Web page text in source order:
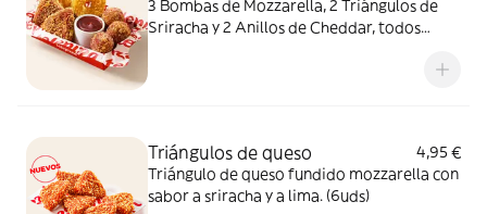
3 Bombas de Mozzarella, 2 Triángulos de
Sriracha y 2 Anillos de Cheddar, todos
Triángulos de queso
4,95 €
Triángulo de queso fundido mozzarella con
sabor a sriracha y a lima. (6uds)